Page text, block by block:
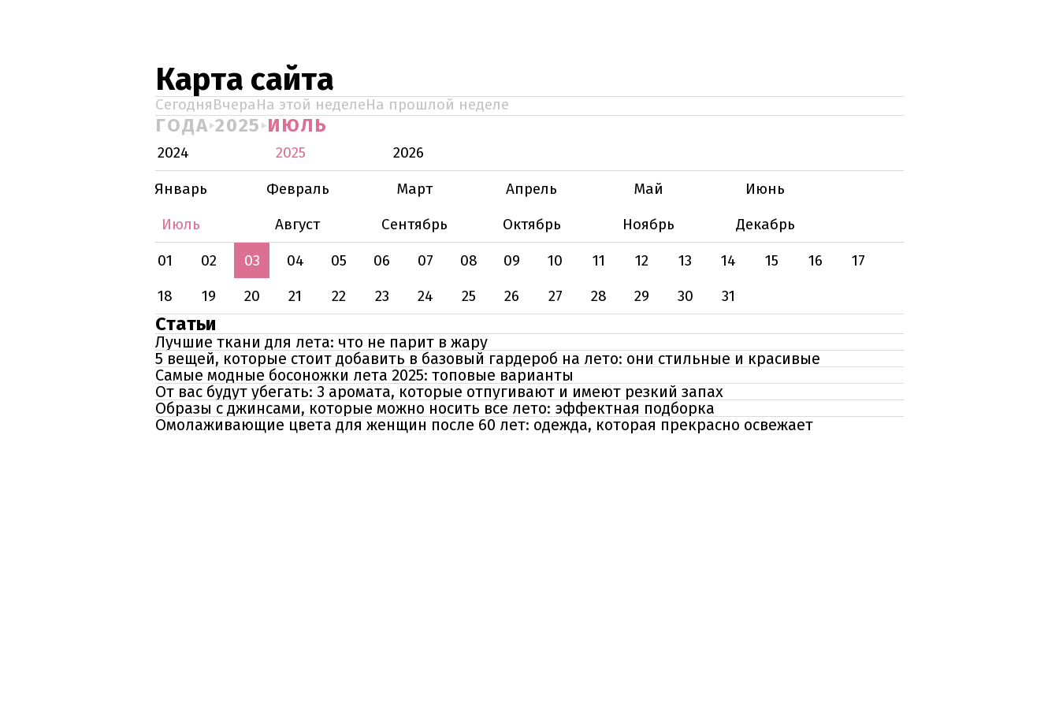
Карта сайта
СегодняВчераНа этой неделеНа прошлой неделе
ГОДА 2025 ИЮЛЬ
2024 2025
2026
Январь
Февраль Март Апрель Май
Июнь
Июль
Август Сентябрь Октябрь Ноябрь
Декабрь
01
02 03 04 05 06 07 08 09 10 11 12 13 14 15 16
17
18
19 20 21 22 23 24 25 26 27 28 29 30 31
Статьи
Лучшие ткани для лета: что не парит в жару
5 вещей, которые стоит добавить в базовый гардероб на лето: они стильные и красивые
Самые модные босоножки лета 2025: топовые варианты
От вас будут убегать: 3 аромата, которые отпугивают и имеют резкий запах
Образы с джинсами, которые можно носить все лето: эффектная подборка
Омолаживающие цвета для женщин после 60 лет: одежда, которая прекрасно освежает